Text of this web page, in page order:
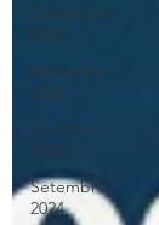
Dezembro
2024
Novembro
2024
Outubro
2024
Setembro
2024